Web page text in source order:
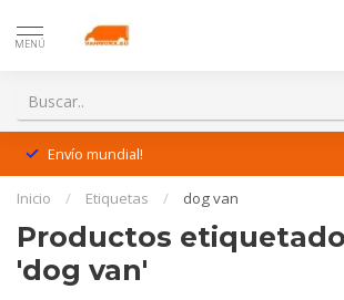
MENÚ
Envío mundial!
Inicio / Etiquetas / dog van
Productos
'dog van'